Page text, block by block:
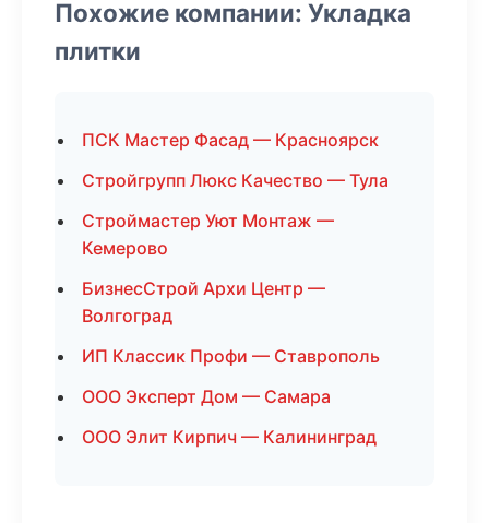
Похожие компании: Укладка
плитки
ПСК Мастер Фасад — Красноярск
Стройгрупп Люкс Качество — Тула
Строймастер Уют Монтаж —
Кемерово
БизнесСтрой Архи Центр —
Волгоград
ИП Классик Профи — Ставрополь
ООО Эксперт Дом — Самара
ООО Элит Кирпич — Калининград